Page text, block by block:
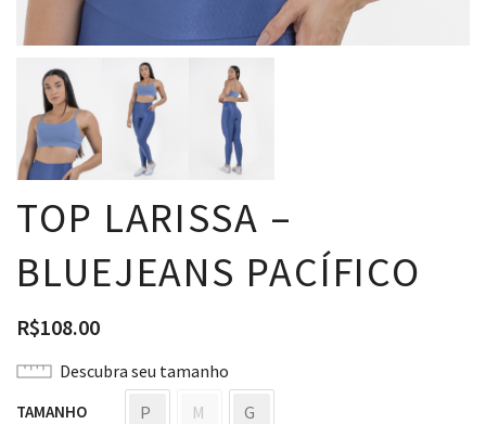
TOP LARISSA –
BLUEJEANS PACÍFICO
R$108.00
Descubra seu tamanho
TAMANHO P M G